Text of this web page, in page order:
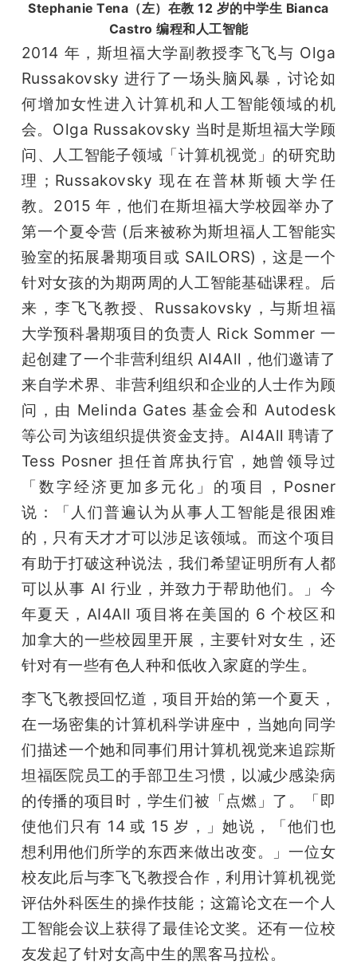
Stephanie Tena（左） 在教 12 岁的中学生 Bianca
Castro 编程和人工智能
2014 年，斯坦福大学副教授李飞飞与 Olga
Russakovsky 进行了一场头脑风暴，讨论如
何增加女性进入计算机和人工智能领域的机
会。Olga Russakovsky 当时是斯坦福大学顾
问、人工智能子领域「计算机视觉」的研究助
理；Russakovsky 现在在普林斯顿大学任
教。2015 年，他们在斯坦福大学校园举办了
第一个夏令营 (后来被称为斯坦福人工智能实
验室的拓展暑期项目或 SAILORS)，这是一个
针对女孩的为期两周的人工智能基础课程。后
来，李飞飞教授、Russakovsky，与斯坦福
大学预科暑期项目的负责人 Rick Sommer 一
起创建了一个非营利组织 AI4All，他们邀请了
来自学术界、非营利组织和企业的人士作为顾
问，由 Melinda Gates 基金会和 Autodesk
等公司为该组织提供资金支持。AI4All 聘请了
Tess Posner 担任首席执行官，她曾领导过
「数字经济更加多元化」的项目，Posner
说：「人们普遍认为从事人工智能是很困难
的，只有天才才可以涉足该领域。而这个项目
有助于打破这种说法，我们希望证明所有人都
可以从事 AI 行业，并致力于帮助他们。」今
年夏天，AI4All 项目将在美国的 6 个校区和
加拿大的一些校园里开展，主要针对女生，还
针对有一些有色人种和低收入家庭的学生。
李飞飞教授回忆道，项目开始的第一个夏天，
在一场密集的计算机科学讲座中，当她向同学
们描述一个她和同事们用计算机视觉来追踪斯
坦福医院员工的手部卫生习惯，以减少感染病
的传播的项目时，学生们被「点燃」了。「即
使他们只有 14 或 15 岁，」她说，「他们也
想利用他们所学的东西来做出改变。」一位女
校友此后与李飞飞教授合作，利用计算机视觉
评估外科医生的操作技能；这篇论文在一个人
工智能会议上获得了最佳论文奖。还有一位校
友发起了针对女高中生的黑客马拉松。